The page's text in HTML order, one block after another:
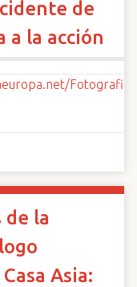
de
a la acción
de la
Asia: